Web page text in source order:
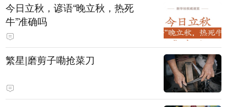
今日立秋，谚语“晚立秋，热死
牛”准确吗
繁星|磨剪子嘞抢菜刀